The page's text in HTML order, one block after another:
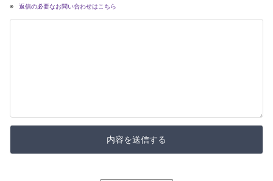
返信の必要なお問い合わせはこちら
内容を送信する